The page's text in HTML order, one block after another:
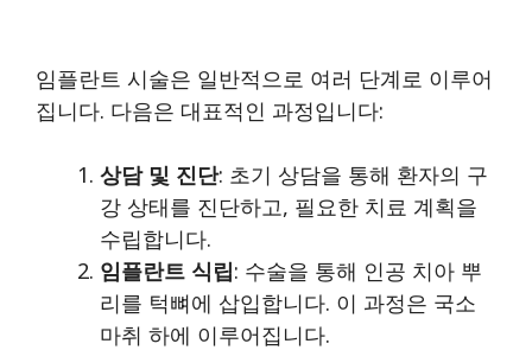
임플란트 시술은 일반적으로 여러 단계로 이루어
집니다. 다음은 대표적인 과정입니다:
상담 및 진단: 초기 상담을 통해 환자의 구
강 상태를 진단하고, 필요한 치료 계획을
수립합니다.
임플란트 식립: 수술을 통해 인공 치아 뿌
리를 턱뼈에 삽입합니다. 이 과정은 국소
마취 하에 이루어집니다.